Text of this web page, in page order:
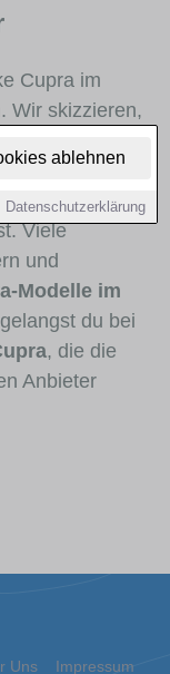
ablehnen
Datenschutzerklärung
Cupra im
Wir skizzieren,
vertreten ist,
und
welche
Viele
und
Modelle im
du bei
, die die
Anbieter
Uns Impressum